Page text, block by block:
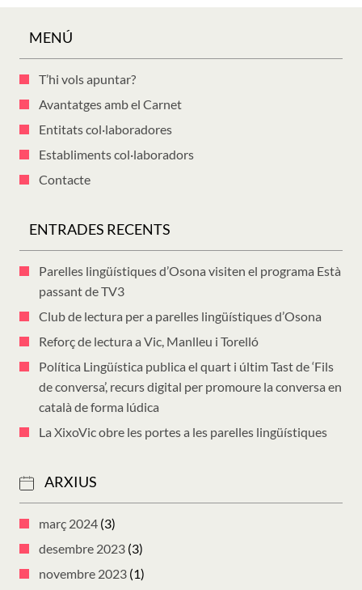
MENÚ
T’hi vols apuntar?
Avantatges amb el Carnet
Entitats col·laboradores
Establiments col·laboradors
Contacte
ENTRADES RECENTS
Parelles lingüístiques d’Osona visiten el programa Està
passant de TV3
Club de lectura per a parelles lingüístiques d’Osona
Reforç de lectura a Vic, Manlleu i Torelló
Política Lingüística publica el quart i últim Tast de ‘Fils
de conversa’, recurs digital per promoure la conversa en
català de forma lúdica
La XixoVic obre les portes a les parelles lingüístiques
ARXIUS
març 2024 (3)
desembre 2023 (3)
novembre 2023 (1)